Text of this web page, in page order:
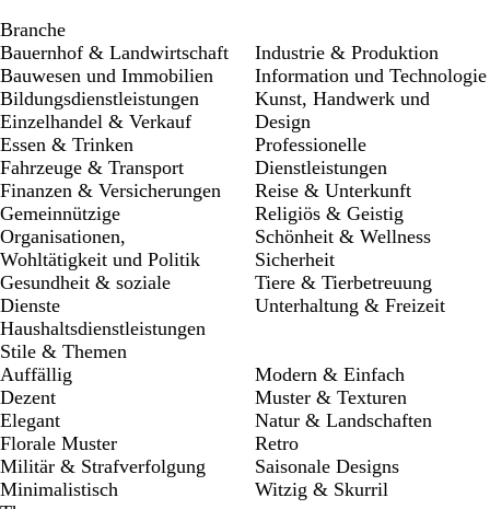
Branche
Bauernhof & Landwirtschaft
Bauwesen und Immobilien
Bildungsdienstleistungen
Einzelhandel & Verkauf
Essen & Trinken
Fahrzeuge & Transport
Finanzen & Versicherungen
Gemeinnützige
Organisationen,
Wohltätigkeit und Politik
Gesundheit & soziale
Dienste
Haushaltsdienstleistungen
Industrie & Produktion
Information und Technologie
Kunst, Handwerk und
Design
Professionelle
Dienstleistungen
Reise & Unterkunft
Religiös & Geistig
Schönheit & Wellness
Sicherheit
Tiere & Tierbetreuung
Unterhaltung & Freizeit
Stile & Themen
Auffällig
Dezent
Elegant
Florale Muster
Militär & Strafverfolgung
Minimalistisch
Modern & Einfach
Muster & Texturen
Natur & Landschaften
Retro
Saisonale Designs
Witzig & Skurril